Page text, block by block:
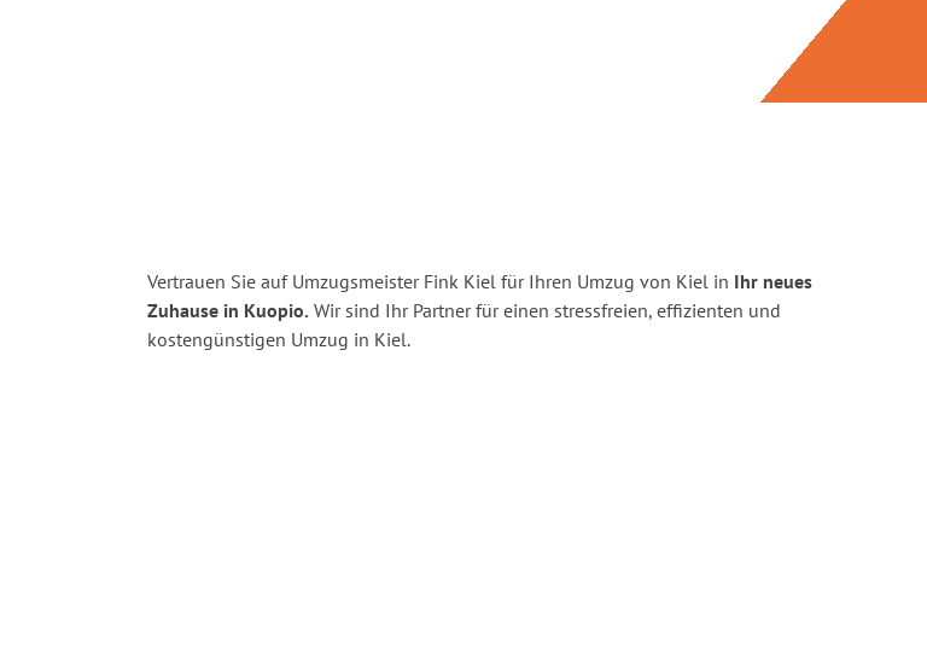
Vertrauen Sie auf Umzugsmeister Fink Kiel für Ihren Umzug von Kiel in Ihr neues
Zuhause in Kuopio. Wir sind Ihr Partner für einen stressfreien, effizienten und
kostengünstigen Umzug in Kiel.